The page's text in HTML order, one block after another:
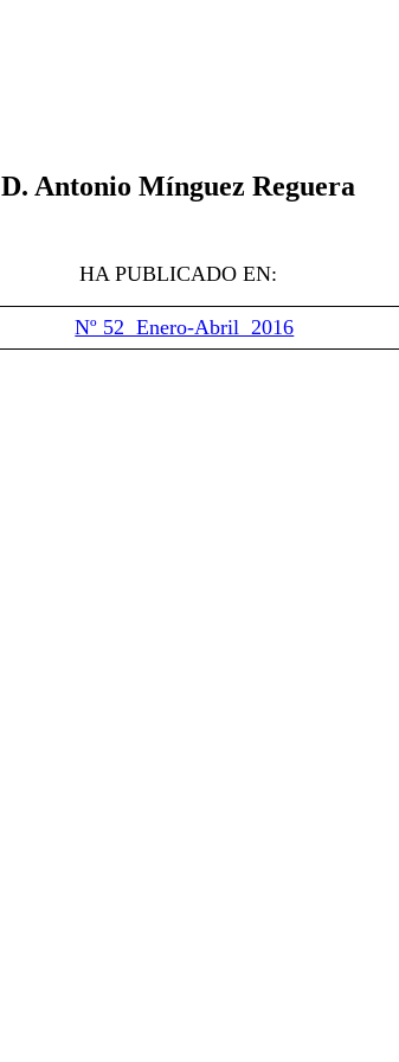
D. Antonio Mínguez Reguera
HA PUBLICADO EN:
Nº 52 Enero-Abril 2016